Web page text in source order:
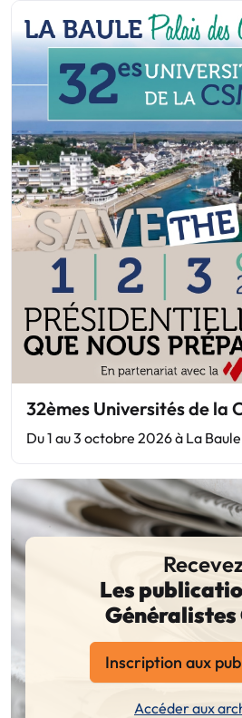
32èmes Universités de la
Du 1 au 3 octobre 2026 à La Baule
Les
Généralistes
Inscription aux
Accéder aux